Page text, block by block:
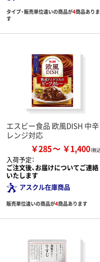
タイプ・販売単位違いの商品が4商品ありま
す
エスビー食品 欧風DISH 中辛
レンジ対応
￥285 ￥1,400
入荷予定：
ご注文後、お届けについてご連絡
いたします
アスクル在庫商品
販売単位違いの商品が4商品あります